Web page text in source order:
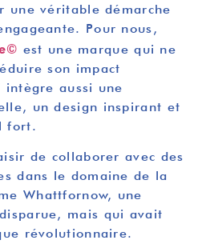
une véritable démarche
Pour nous,
est une marque qui ne
son impact
aussi une
un design inspirant et
fort.
de collaborer avec des
dans le domaine de la
Whattfornow, une
mais qui avait
révolutionnaire.